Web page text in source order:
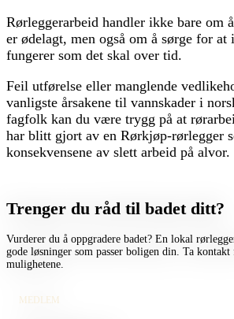
Rørleggerarbeid handler ikke bare om
er ødelagt, men også om å sørge for at
fungerer som det skal over tid.
Feil utførelse eller manglende
vanligste årsakene til vannskader i
fagfolk kan du være trygg på at
har blitt gjort av en Rørkjøp-rørlegger
konsekvensene av slett arbeid på alvor.
Trenger du råd til badet ditt?
Vurderer du å oppgradere badet? En lokal
gode løsninger som passer boligen din. Ta
mulighetene.
MEDLEM